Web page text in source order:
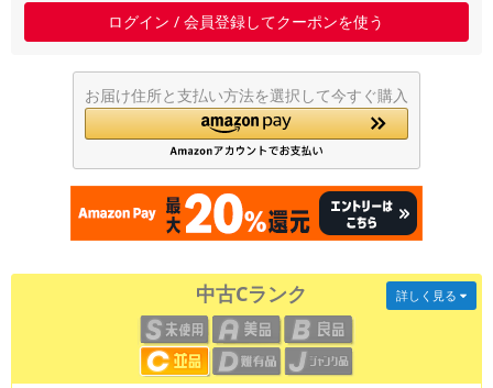
ログイン / 会員登録してクーポンを使う
お届け住所と支払い方法を選択して今すぐ購入
中古Cランク 詳しく見る
月 まで
各項目のチェックボックスは「or検索」となります。
ただし機能別のみ「and検索」となります。